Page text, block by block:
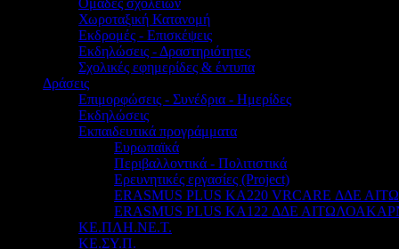
Χωροταξική Κατανομή
Εκδρομές - Επισκέψεις
Εκδηλώσεις - Δραστηριότητες
Σχολικές εφημερίδες & έντυπα
Δράσεις
Επιμορφώσεις - Συνέδρια - Ημερίδες
Εκδηλώσεις
Εκπαιδευτικά προγράμματα
Ευρωπαϊκά
Περιβαλλοντικά - Πολιτιστικά
Ερευνητικές εργασίες (Project)
ERASMUS PLUS KA220 VRCARE ΔΔΕ
ERASMUS PLUS KA122 ΔΔΕ
ΚΕ.ΠΛΗ.ΝΕ.Τ.
ΚΕ.ΣΥ.Π.